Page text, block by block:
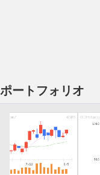
ポートフォリオ